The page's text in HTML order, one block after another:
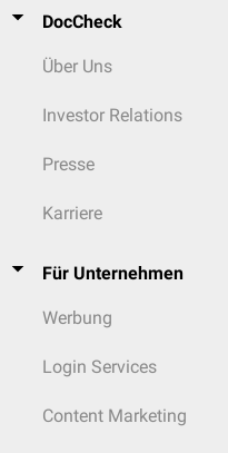
DocCheck
Über Uns
Investor Relations
Presse
Karriere
Für Unternehmen
Werbung
Login Services
Content Marketing